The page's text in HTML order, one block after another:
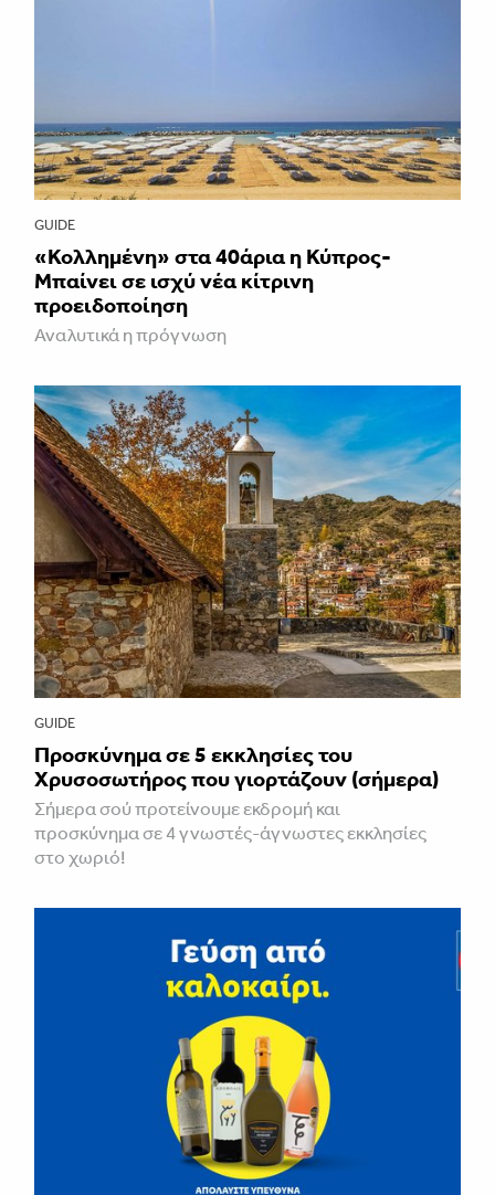
GUIDE
«Κολλημένη» στα 40άρια η Κύπρος-
Μπαίνει σε ισχύ νέα κίτρινη
προειδοποίηση
Αναλυτικά η πρόγνωση
GUIDE
Προσκύνημα σε 5 εκκλησίες του
Χρυσοσωτήρος που γιορτάζουν (σήμερα)
Σήμερα σού προτείνουμε εκδρομή και
προσκύνημα σε 4 γνωστές-άγνωστες εκκλησίες
στο χωριό!